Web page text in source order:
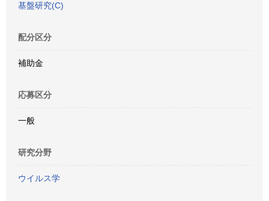
基盤研究(C)
配分区分
補助金
応募区分
一般
研究分野
ウイルス学